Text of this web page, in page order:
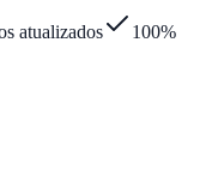
atualizados
100%